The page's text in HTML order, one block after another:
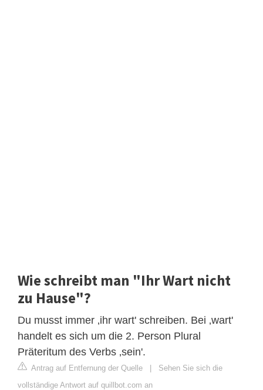
Wie schreibt man "Ihr Wart nicht
zu Hause"?
Du musst immer ‚ihr wart' schreiben. Bei ‚wart'
handelt es sich um die 2. Person Plural
Präteritum des Verbs ‚sein'.
Antrag auf Entfernung der Quelle | Sehen Sie sich die
vollständige Antwort auf quillbot.com an